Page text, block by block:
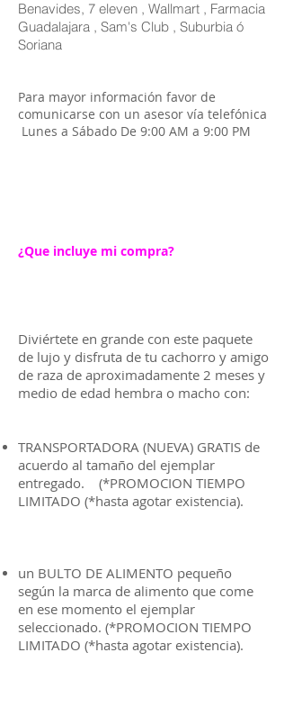
Benavides, 7 eleven , Wallmart , Farmacia
Guadalajara , Sam's Club , Suburbia ó
Soriana
Para mayor información favor de
comunicarse con un asesor vía telefónica
Lunes a Sábado De 9:00 AM a 9:00 PM
¿Que incluye mi compra?
Diviértete en grande con este paquete
de lujo y disfruta de tu cachorro y amigo
de raza de aproximadamente 2 meses y
medio de edad hembra o macho con:
TRANSPORTADORA (NUEVA) GRATIS de
acuerdo al tamaño del ejemplar
entregado. (*PROMOCION TIEMPO
LIMITADO (*hasta agotar existencia).
un BULTO DE ALIMENTO pequeño
según la marca de alimento que come
en ese momento el ejemplar
seleccionado. (*PROMOCION TIEMPO
LIMITADO (*hasta agotar existencia).